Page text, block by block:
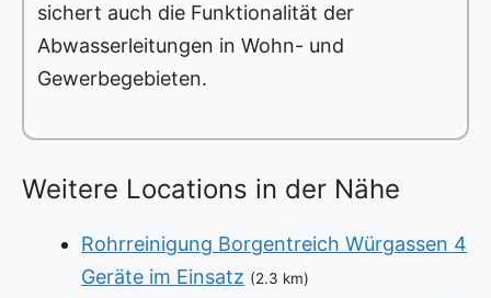
sichert auch die Funktionalität der
Abwasserleitungen in Wohn- und
Gewerbegebieten.
Weitere Locations in der Nähe
Rohrreinigung Borgentreich Würgassen 4
Geräte im Einsatz (2.3 km)